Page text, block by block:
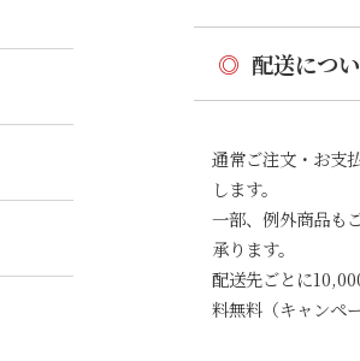
◎ 配送につ
通常ご注文・お支
します。
一部、例外商品も
承ります。
配送先ごとに
料無料（キャンペ